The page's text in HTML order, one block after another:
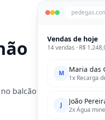
balcão
Vendas de hoje
14 vendas · R$
M Maria das
1x Recarga
J João
2x Água